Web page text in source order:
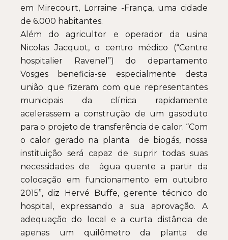
em Mirecourt, Lorraine -França, uma cidade
de 6.000 habitantes.
Além do agricultor e operador da usina
Nicolas Jacquot, o centro médico (“Centre
hospitalier Ravenel”) do departamento
Vosges beneficia-se especialmente desta
união que fizeram com que representantes
municipais da clínica rapidamente
acelerassem a construção de um gasoduto
para o projeto de transferência de calor. “Com
o calor gerado na planta de biogás, nossa
instituição será capaz de suprir todas suas
necessidades de água quente a partir da
colocação em funcionamento em outubro
2015”, diz Hervé Buffe, gerente técnico do
hospital, expressando a sua aprovação. A
adequação do local e a curta distância de
apenas um quilômetro da planta de